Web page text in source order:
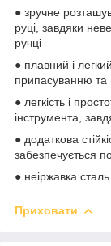
● зручне
руці, завдяки
ручці
● плавний і
припасуванню
● легкість і
інструмента,
● додаткова
забезпечується
● неіржавка
Приховати